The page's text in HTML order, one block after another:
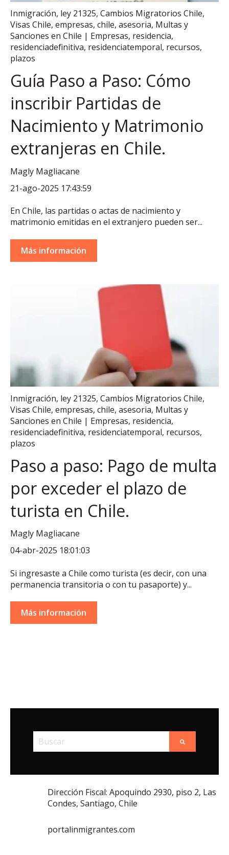
Inmigración, ley 21325, Cambios Migratorios Chile,
Visas Chile, empresas, chile, asesoria, Multas y
Sanciones en Chile | Empresas, residencia,
residenciadefinitiva, residenciatemporal, recursos,
plazos
Guía Paso a Paso: Cómo
inscribir Partidas de
Nacimiento y Matrimonio
extranjeras en Chile.
Magly Magliacane
21-ago-2025 17:43:59
En Chile, las partidas o actas de nacimiento y
matrimonio emitidas en el extranjero pueden ser...
Más información
Inmigración, ley 21325, Cambios Migratorios Chile,
Visas Chile, empresas, chile, asesoria, Multas y
Sanciones en Chile | Empresas, residencia,
residenciadefinitiva, residenciatemporal, recursos,
plazos
Paso a paso: Pago de multa
por exceder el plazo de
turista en Chile.
Magly Magliacane
04-abr-2025 18:01:03
Si ingresaste a Chile como turista (es decir, con una
permanencia transitoria o con tu pasaporte) y...
Más información
Esto es un campo de búsqueda con una función
Dirección Fiscal: Apoquindo 2930, piso 2, Las
Condes, Santiago, Chile
portalinmigrantes.com